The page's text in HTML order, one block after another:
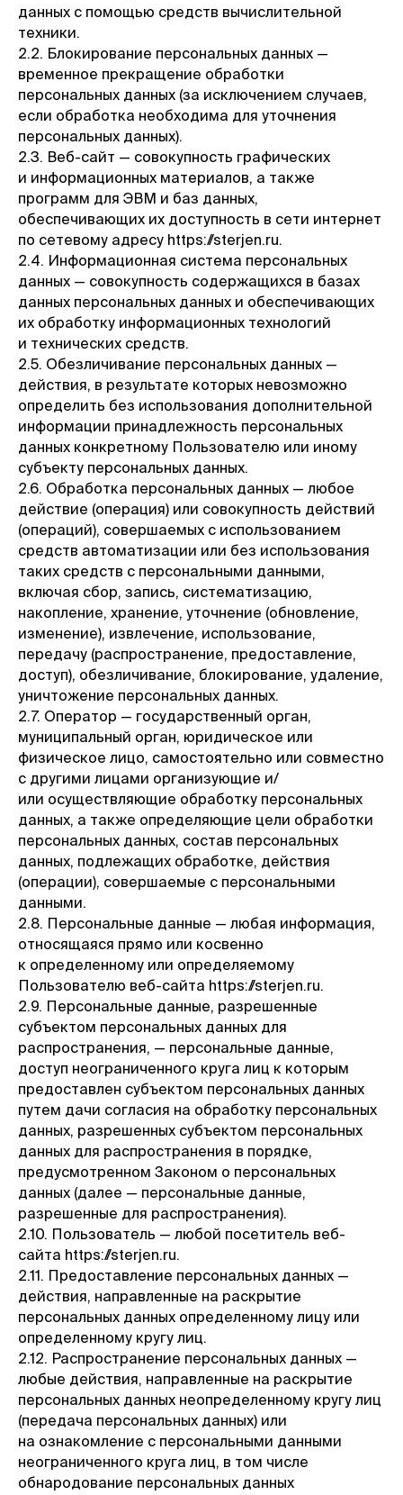
данных с помощью средств вычислительной
техники.
2.2. Блокирование персональных данных —
временное прекращение обработки
персональных данных (за исключением случаев,
если обработка необходима для уточнения
персональных данных).
2.3. Веб-сайт — совокупность графических
и информационных материалов, а также
программ для ЭВМ и баз данных,
обеспечивающих их доступность в сети интернет
по сетевому адресу https://sterjen.ru.
2.4. Информационная система персональных
данных — совокупность содержащихся в базах
данных персональных данных и обеспечивающих
их обработку информационных технологий
и технических средств.
2.5. Обезличивание персональных данных —
действия, в результате которых невозможно
определить без использования дополнительной
информации принадлежность персональных
данных конкретному Пользователю или иному
субъекту персональных данных.
2.6. Обработка персональных данных — любое
действие (операция) или совокупность действий
(операций), совершаемых с использованием
средств автоматизации или без использования
таких средств с персональными данными,
включая сбор, запись, систематизацию,
накопление, хранение, уточнение (обновление,
изменение), извлечение, использование,
передачу (распространение, предоставление,
доступ), обезличивание, блокирование, удаление,
уничтожение персональных данных.
2.7. Оператор — государственный орган,
муниципальный орган, юридическое или
физическое лицо, самостоятельно или совместно
с другими лицами организующие и/
или осуществляющие обработку персональных
данных, а также определяющие цели обработки
персональных данных, состав персональных
данных, подлежащих обработке, действия
(операции), совершаемые с персональными
данными.
2.8. Персональные данные — любая информация,
относящаяся прямо или косвенно
к определенному или определяемому
Пользователю веб-сайта https://sterjen.ru.
2.9. Персональные данные, разрешенные
субъектом персональных данных для
распространения, — персональные данные,
доступ неограниченного круга лиц к которым
предоставлен субъектом персональных данных
путем дачи согласия на обработку персональных
данных, разрешенных субъектом персональных
данных для распространения в порядке,
предусмотренном Законом о персональных
данных (далее — персональные данные,
разрешенные для распространения).
2.10. Пользователь — любой посетитель веб-
сайта https://sterjen.ru.
2.11. Предоставление персональных данных —
действия, направленные на раскрытие
персональных данных определенному лицу или
определенному кругу лиц.
2.12. Распространение персональных данных —
любые действия, направленные на раскрытие
персональных данных неопределенному кругу лиц
(передача персональных данных) или
на ознакомление с персональными данными
неограниченного круга лиц, в том числе
обнародование персональных данных